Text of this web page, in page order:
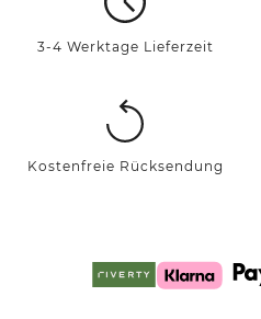
3-4 Werktage Lieferzeit
Kostenfreie Rücksendung